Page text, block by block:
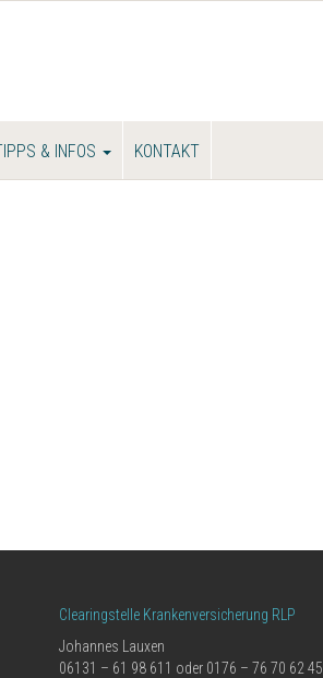
& INFOS KONTAKT
Clearingstelle Krankenversicherung RLP
Johannes Lauxen
06131 – 61 98 611 oder 0176 – 76 70 62 45